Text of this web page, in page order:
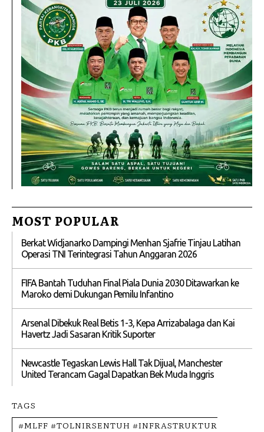
MOST POPULAR
Berkat Widjanarko Dampingi Menhan Sjafrie Tinjau Latihan
Operasi TNI Terintegrasi Tahun Anggaran 2026
FIFA Bantah Tuduhan Final Piala Dunia 2030 Ditawarkan ke
Maroko demi Dukungan Pemilu Infantino
Arsenal Dibekuk Real Betis 1-3, Kepa Arrizabalaga dan Kai
Havertz Jadi Sasaran Kritik Suporter
Newcastle Tegaskan Lewis Hall Tak Dijual, Manchester
United Terancam Gagal Dapatkan Bek Muda Inggris
TAGS
#MLFF #TOLNIRSENTUH #INFRASTRUKTUR